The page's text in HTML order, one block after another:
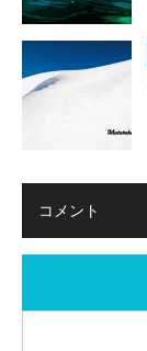
コメント